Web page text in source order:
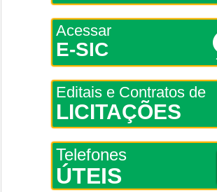
Acessar
E-SIC
Editais e Contratos de
LICITAÇÕES
Telefones
ÚTEIS